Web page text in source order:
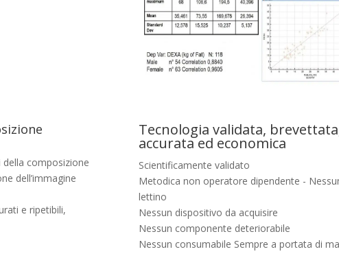
della composizione
dell’immagine
e ripetibili,
Tecnologia validata,
accurata ed economica
Scientificamente validato
Metodica non operatore dipendente -
lettino
Nessun dispositivo da acquisire
Nessun componente deteriorabile
Nessun consumabile Sempre a portata di